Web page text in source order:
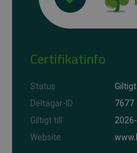
Certifikatinfo
Status
Deltagar-ID
7677
Giltigt till
Website